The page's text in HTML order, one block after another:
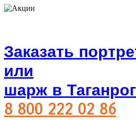
Заказать
или
шарж в
8 800 222 02 86